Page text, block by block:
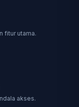
fitur utama.
akses.